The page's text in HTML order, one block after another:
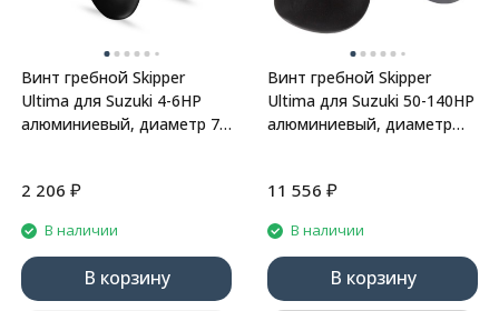
Винт гребной Skipper
Ultima для Suzuki 4-6HP
алюминиевый, диаметр 7
2 206 ₽
В наличии
В корзину
Винт гребной Skipper
Ultima для Suzuki 50-140HP
алюминиевый, диаметр
11 556 ₽
В наличии
В корзину